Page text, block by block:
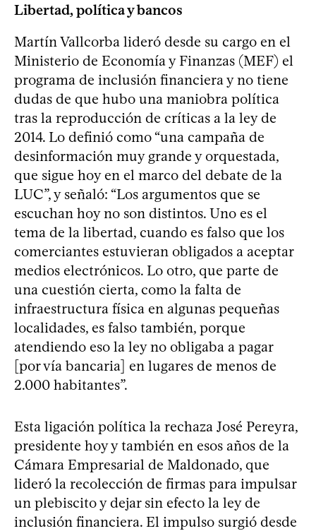
Libertad, política y bancos
Martín Vallcorba lideró desde su cargo en el
Ministerio de Economía y Finanzas (MEF) el
programa de inclusión financiera y no tiene
dudas de que hubo una maniobra política
tras la reproducción de críticas a la ley de
2014. Lo definió como “una campaña de
desinformación muy grande y orquestada,
que sigue hoy en el marco del debate de la
LUC”, y señaló: “Los argumentos que se
escuchan hoy no son distintos. Uno es el
tema de la libertad, cuando es falso que los
comerciantes estuvieran obligados a aceptar
medios electrónicos. Lo otro, que parte de
una cuestión cierta, como la falta de
infraestructura física en algunas pequeñas
localidades, es falso también, porque
atendiendo eso la ley no obligaba a pagar
[por vía bancaria] en lugares de menos de
2.000 habitantes”.
Esta ligación política la rechaza José Pereyra,
presidente hoy y también en esos años de la
Cámara Empresarial de Maldonado, que
lideró la recolección de firmas para impulsar
un plebiscito y dejar sin efecto la ley de
inclusión financiera. El impulso surgió desde